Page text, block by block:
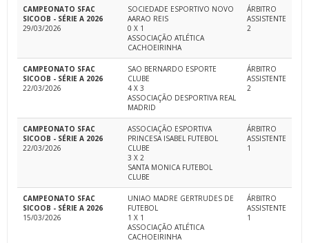
CAMPEONATO SFAC
SICOOB - SÉRIE A 2026
29/03/2026
SOCIEDADE ESPORTIVO NOVO
AARAO REIS
0 X 1
ASSOCIAÇÃO ATLÉTICA
CACHOEIRINHA
ÁRBITRO
ASSISTENTE
2
CAMPEONATO SFAC
SICOOB - SÉRIE A 2026
22/03/2026
SAO BERNARDO ESPORTE
CLUBE
4 X 3
ASSOCIAÇÃO DESPORTIVA REAL
MADRID
ÁRBITRO
ASSISTENTE
2
CAMPEONATO SFAC
SICOOB - SÉRIE A 2026
22/03/2026
ASSOCIAÇÃO ESPORTIVA
PRINCESA ISABEL FUTEBOL
CLUBE
3 X 2
SANTA MONICA FUTEBOL
CLUBE
ÁRBITRO
ASSISTENTE
1
CAMPEONATO SFAC
SICOOB - SÉRIE A 2026
15/03/2026
UNIAO MADRE GERTRUDES DE
FUTEBOL
1 X 1
ASSOCIAÇÃO ATLÉTICA
CACHOEIRINHA
ÁRBITRO
ASSISTENTE
1